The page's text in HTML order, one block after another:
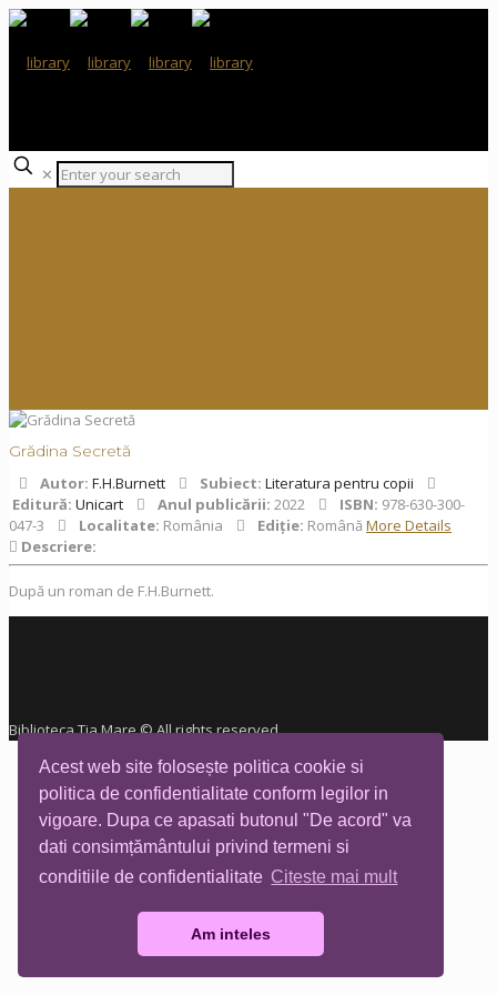
Acest web site folosește politica cookie si
politica de confidentialitate conform legilor in
vigoare. Dupa ce apasati butonul "De acord" va
dati consimțământului privind termeni si
conditiile de confidentialitate Citeste mai mult
Am inteles
✕
Grădina Secretă
Autor: F.H.Burnett Subiect: Literatura pentru copii
Editură: Unicart Anul publicării: 2022 ISBN: 978-630-300-
047-3
Localitate: România Ediţie: Română More Details
Descriere:
După un roman de F.H.Burnett.
Biblioteca Tia Mare © All rights reserved